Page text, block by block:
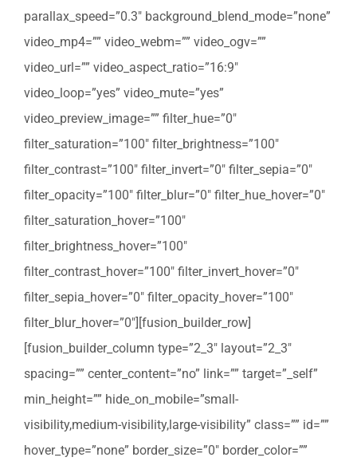
parallax_speed=”0.3″ background_blend_mode=”none”
video_mp4=”” video_webm=”” video_ogv=””
video_url=”” video_aspect_ratio=”16:9″
video_loop=”yes” video_mute=”yes”
video_preview_image=”” filter_hue=”0″
filter_saturation=”100″ filter_brightness=”100″
filter_contrast=”100″ filter_invert=”0″ filter_sepia=”0″
filter_opacity=”100″ filter_blur=”0″ filter_hue_hover=”0″
filter_saturation_hover=”100″
filter_brightness_hover=”100″
filter_contrast_hover=”100″ filter_invert_hover=”0″
filter_sepia_hover=”0″ filter_opacity_hover=”100″
filter_blur_hover=”0″][fusion_builder_row]
[fusion_builder_column type=”2_3″ layout=”2_3″
spacing=”” center_content=”no” link=”” target=”_self”
min_height=”” hide_on_mobile=”small-
visibility,medium-visibility,large-visibility” class=”” id=””
hover_type=”none” border_size=”0″ border_color=””